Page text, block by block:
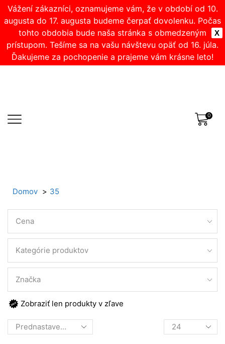
X
Vážení zákazníci, oznamujeme vám, že v období od 10.
augusta do 17. augusta budeme čerpať dovolenku. Počas
tohto obdobia bude naša stránka s obmedzeným
prístupom. Tešíme sa na vašu návštevu opäť od 16. júla.
Ďakujeme za pochopenie a prajeme vám krásne leto!
0
Domov 35
Cena
Kategórie produktov
Značka
Zobraziť len produkty v zľave
Products
per